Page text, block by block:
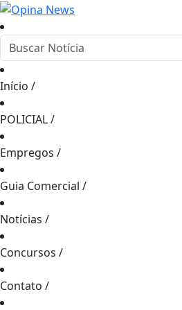
Início /
POLICIAL/
Empregos /
Guia Comercial /
Notícias /
Concursos /
Contato /